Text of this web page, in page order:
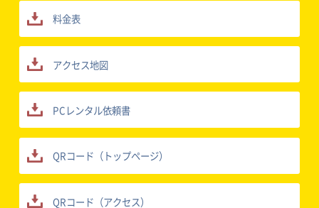
料金表
アクセス地図
PCレンタル依頼書
QRコード（トップページ）
QRコード（アクセス）